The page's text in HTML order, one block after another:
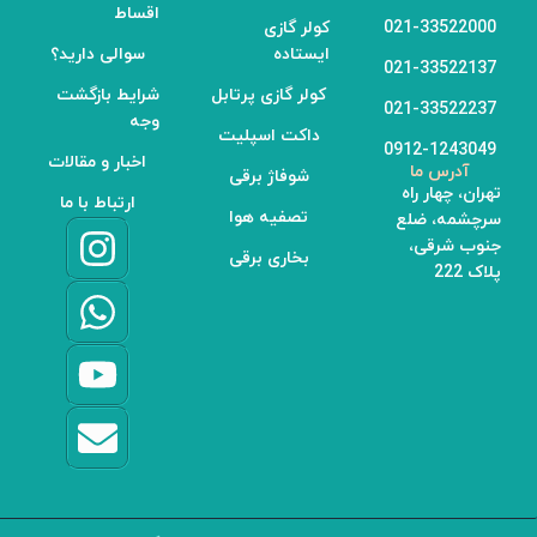
021-33522000
021-33522137
021-33522237
0912-1243049
آدرس ما
تهران، چهار راه
سرچشمه، ضلع
جنوب شرقی،
پلاک 222
کولر گازی
ایستاده
کولر گازی پرتابل
داکت اسپلیت
شوفاژ برقی
تصفیه هوا
بخاری برقی
اقساط
سوالی دارید؟
شرایط بازگشت
وجه
اخبار و مقالات
ارتباط با ما